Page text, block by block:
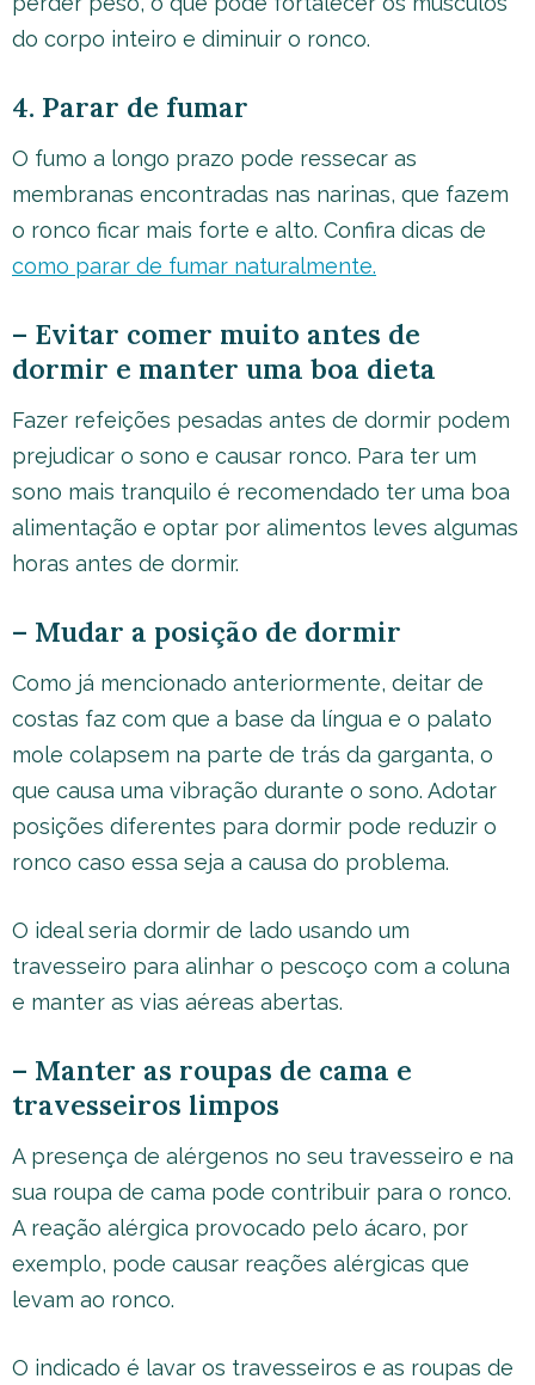
do corpo inteiro e diminuir o ronco.
4. Parar de fumar
O fumo a longo prazo pode ressecar as
membranas encontradas nas narinas, que fazem
o ronco ficar mais forte e alto. Confira dicas de
como parar de fumar naturalmente.
– Evitar comer muito antes de
dormir e manter uma boa dieta
Fazer refeições pesadas antes de dormir podem
prejudicar o sono e causar ronco. Para ter um
sono mais tranquilo é recomendado ter uma boa
alimentação e optar por alimentos leves algumas
horas antes de dormir.
– Mudar a posição de dormir
Como já mencionado anteriormente, deitar de
costas faz com que a base da língua e o palato
mole colapsem na parte de trás da garganta, o
que causa uma vibração durante o sono. Adotar
posições diferentes para dormir pode reduzir o
ronco caso essa seja a causa do problema.
O ideal seria dormir de lado usando um
travesseiro para alinhar o pescoço com a coluna
e manter as vias aéreas abertas.
– Manter as roupas de cama e
travesseiros limpos
A presença de alérgenos no seu travesseiro e na
sua roupa de cama pode contribuir para o ronco.
A reação alérgica provocado pelo ácaro, por
exemplo, pode causar reações alérgicas que
levam ao ronco.
O indicado é lavar os travesseiros e as roupas de